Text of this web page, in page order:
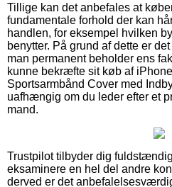
Tillige kan det anbefales at
fundamentale forhold der kan
handlen, for eksempel hvilken
benytter. På grund af dette er
man permanent beholder ens
kunne bekræfte sit køb af
Sportsarmbånd Cover med
uafhængig om du leder efter et
mand.
Trustpilot tilbyder dig
eksaminere en hel del andre
derved er det